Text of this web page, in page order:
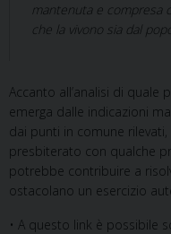
mantenuta e compresa
che la vivono sia dal
Accanto all’analisi di
emerga dalle indicazioni
dai punti in comune
presbiterato con qualche
potrebbe contribuire a
ostacolano un esercizio
• A questo link è possibile